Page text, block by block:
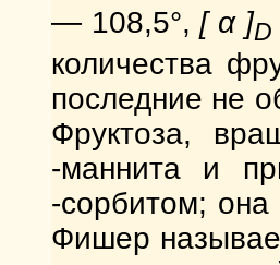
— 108,5°, [ α ]D
количества
последние не
Фруктоза,
-маннита и
-сорбитом;
Фишер